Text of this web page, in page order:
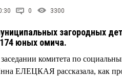
0 3300
загородных
юных омича.
комитета по
ЕЛЕЦКАЯ рассказала, как